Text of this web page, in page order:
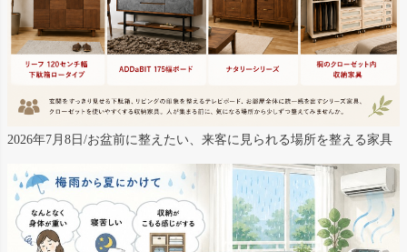
2026年7月8日/お盆前に整えたい、来客に見られる場所を整える家具